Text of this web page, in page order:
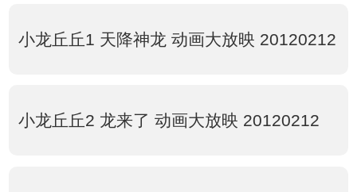
小龙丘丘1 天降神龙 动画大放映 20120212
小龙丘丘2 龙来了 动画大放映 20120212